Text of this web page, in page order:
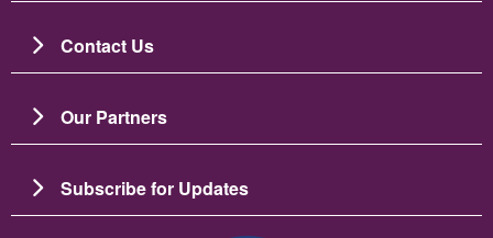
Contact Us
Our Partners
Subscribe for Updates